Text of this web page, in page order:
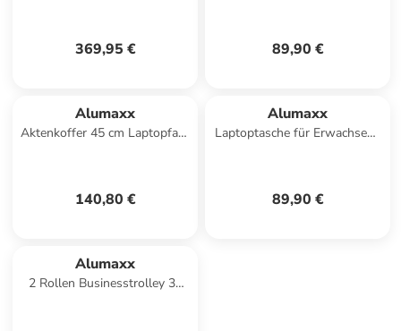
369,95 € 89,90 €
Alumaxx
Aktenkoffer 45 cm Laptopfach
140,80 €
Alumaxx
Laptoptasche für Erwachsene
89,90 €
Alumaxx
2 Rollen Businesstrolley 37